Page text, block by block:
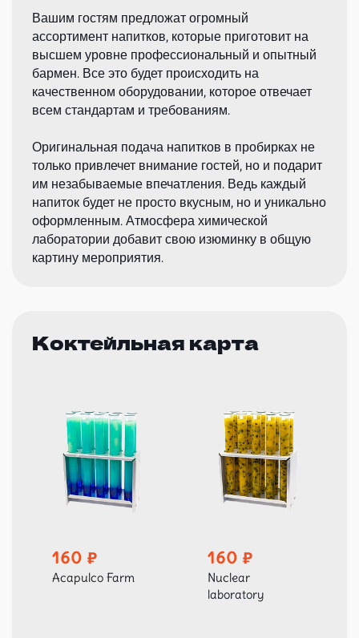
Вашим гостям предложат огромный
ассортимент напитков, которые приготовит на
высшем уровне профессиональный и опытный
бармен. Все это будет происходить на
качественном оборудовании, которое отвечает
всем стандартам и требованиям.
Оригинальная подача напитков в пробирках не
только привлечет внимание гостей, но и подарит
им незабываемые впечатления. Ведь каждый
напиток будет не просто вкусным, но и уникально
оформленным. Атмосфера химической
лаборатории добавит свою изюминку в общую
картину мероприятия.
Коктейльная карта
160
Acapulco Farm
160
Nuclear
laboratory